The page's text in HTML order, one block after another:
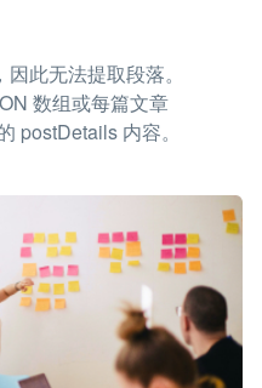
此无法提取段落。
数组或每篇文章
postDetails 内容。